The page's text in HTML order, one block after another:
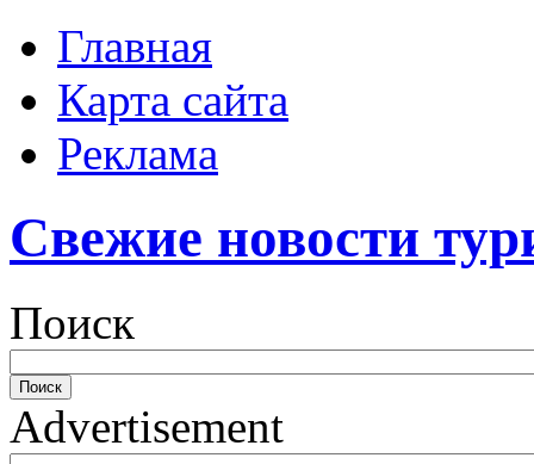
Главная
Карта сайта
Реклама
Свежие новости
Поиск
Advertisement